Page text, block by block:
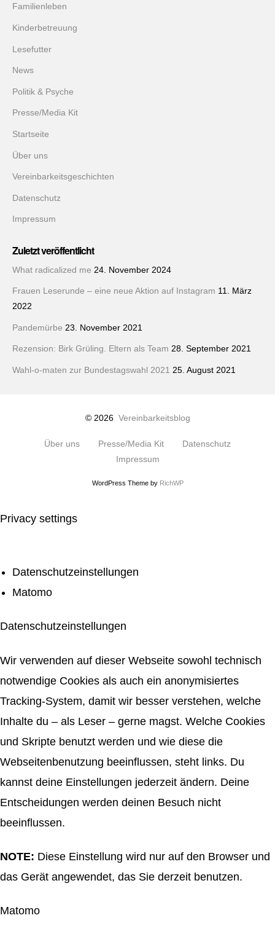
Familienleben
Kinderbetreuung
Lesefutter
News
Politik & Psyche
Presse/Media Kit
Startseite
Über uns
Vereinbarkeitsgeschichten
Datenschutz
Impressum
Zuletzt veröffentlicht
What radicalized me 24. November 2024
Frauen Leserunde – eine neue Aktion auf Instagram 11. März
2022
Pandemürbe 23. November 2021
Rezension: Birk Grüling. Eltern als Team 28. September 2021
Wahl-o-maten zur Bundestagswahl 2021 25. August 2021
© 2026 Vereinbarkeitsblog
Über uns Presse/Media Kit
Datenschutz
Impressum
WordPress Theme by RichWP
Privacy settings
Datenschutzeinstellungen
Matomo
Datenschutzeinstellungen
Wir verwenden auf dieser Webseite sowohl technisch
notwendige Cookies als auch ein anonymisiertes
Tracking-System, damit wir besser verstehen, welche
Inhalte du – als Leser – gerne magst. Welche Cookies
und Skripte benutzt werden und wie diese die
Webseitenbenutzung beeinflussen, steht links. Du
kannst deine Einstellungen jederzeit ändern. Deine
Entscheidungen werden deinen Besuch nicht
beeinflussen.
NOTE: Diese Einstellung wird nur auf den Browser und
das Gerät angewendet, das Sie derzeit benutzen.
Matomo